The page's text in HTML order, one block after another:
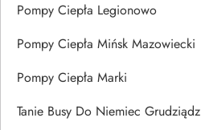
Pompy Ciepła Legionowo
Pompy Ciepła Mińsk Mazowiecki
Pompy Ciepła Marki
Tanie Busy Do Niemiec Grudziądz